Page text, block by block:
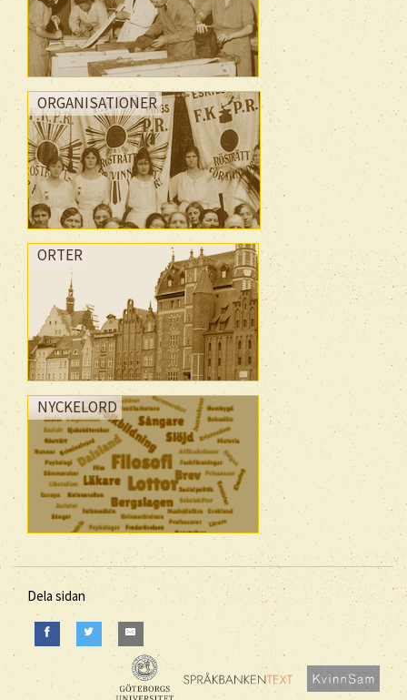
ORGANISATIONER
ORTER
NYCKELORD
Dela sidan